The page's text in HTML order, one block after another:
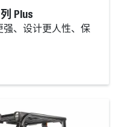
Plus
强、设计更人性、保